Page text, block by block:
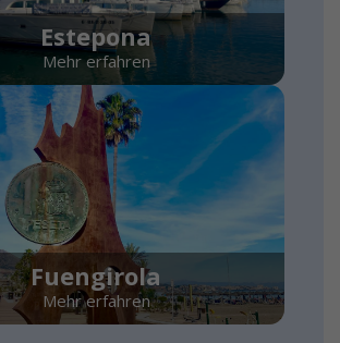
Estepona
Mehr erfahren
Fuengirola
Mehr erfahren